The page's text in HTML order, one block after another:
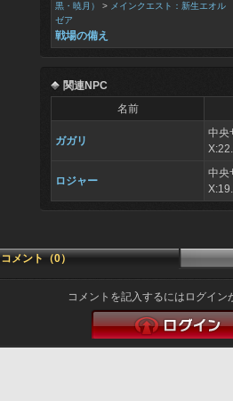
黒・暁月）
> メインクエスト：新生エオル
ゼア
戦場の備え
関連NPC
名前
ガガリ
中央
ロジャー
中央
コメント（0）
コメントを記入するにはログイン